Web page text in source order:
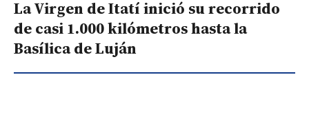
La Virgen de Itatí inició su recorrido
de casi 1.000 kilómetros hasta la
Basílica de Luján